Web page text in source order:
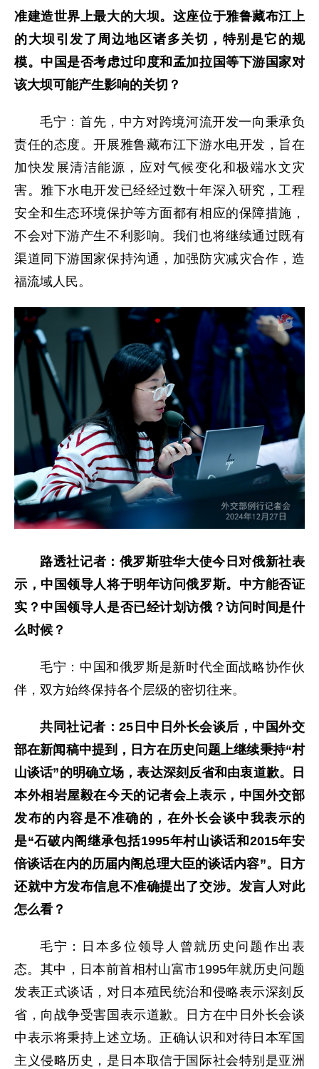
准建造世界上最大的大坝。这座位于雅鲁藏布江上
的大坝引发了周边地区诸多关切，特别是它的规
模。中国是否考虑过印度和孟加拉国等下游国家对
该大坝可能产生影响的关切？
毛宁：首先，中方对跨境河流开发一向秉承负
责任的态度。开展雅鲁藏布江下游水电开发，旨在
加快发展清洁能源，应对气候变化和极端水文灾
害。雅下水电开发已经经过数十年深入研究，工程
安全和生态环境保护等方面都有相应的保障措施，
不会对下游产生不利影响。我们也将继续通过既有
渠道同下游国家保持沟通，加强防灾减灾合作，造
福流域人民。
路透社记者：俄罗斯驻华大使今日对俄新社表
示，中国领导人将于明年访问俄罗斯。中方能否证
实？中国领导人是否已经计划访俄？访问时间是什
么时候？
毛宁：中国和俄罗斯是新时代全面战略协作伙
伴，双方始终保持各个层级的密切往来。
共同社记者：25日中日外长会谈后，中国外交
部在新闻稿中提到，日方在历史问题上继续秉持“村
山谈话”的明确立场，表达深刻反省和由衷道歉。日
本外相岩屋毅在今天的记者会上表示，中国外交部
发布的内容是不准确的，在外长会谈中我表示的
是“石破内阁继承包括1995年村山谈话和2015年安
倍谈话在内的历届内阁总理大臣的谈话内容”。日方
还就中方发布信息不准确提出了交涉。发言人对此
怎么看？
毛宁：日本多位领导人曾就历史问题作出表
态。其中，日本前首相村山富市1995年就历史问题
发表正式谈话，对日本殖民统治和侵略表示深刻反
省，向战争受害国表示道歉。日方在中日外长会谈
中表示将秉持上述立场。正确认识和对待日本军国
主义侵略历史，是日本取信于国际社会特别是亚洲